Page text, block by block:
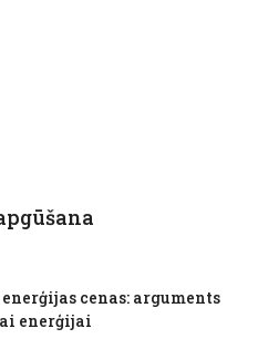
cenas: arguments
enerģijai